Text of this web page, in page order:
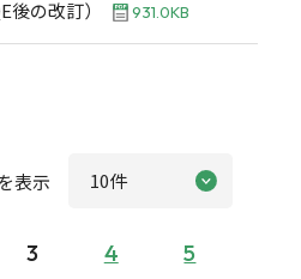
後の改訂）
931.0KB
表示
3 4 5